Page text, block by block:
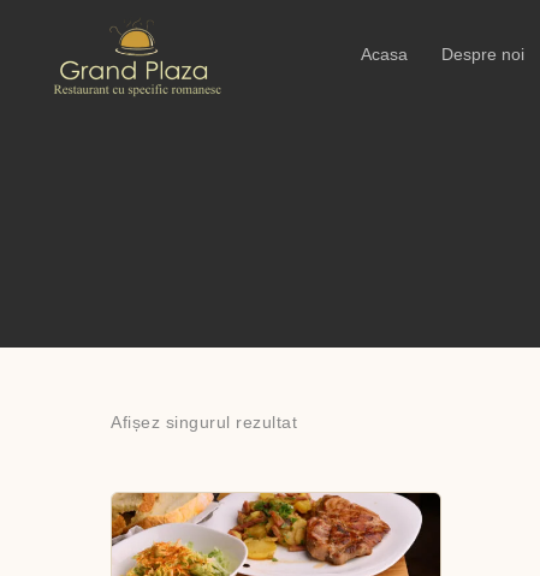
Acasa Despre noi
Afișez singurul rezultat